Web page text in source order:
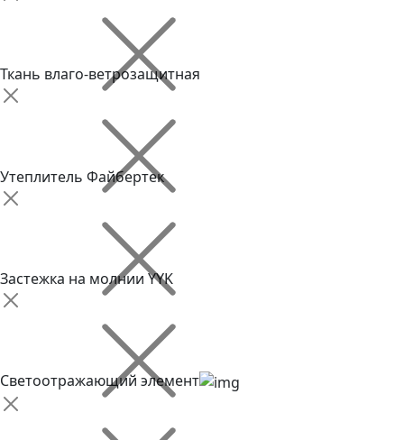
Ткань влаго-ветрозащитная
Утеплитель Файбертек
Застежка на молнии YYK
Светоотражающий элемент